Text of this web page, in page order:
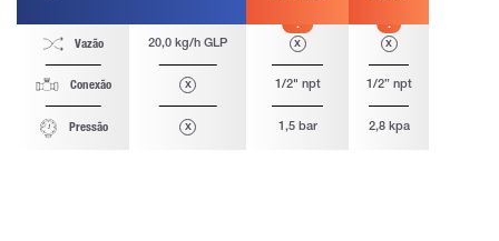
Vazão 20,0 kg/h GLP x x
Conexão x 1/2" npt 1/2” npt
Pressão x 1,5 bar 2,8 kpa